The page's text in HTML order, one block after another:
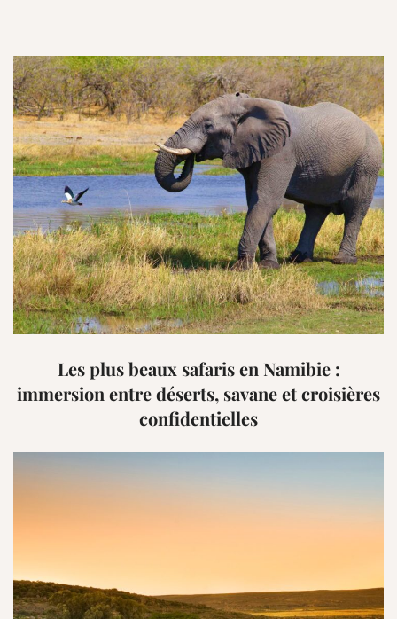
Les plus beaux safaris en Namibie :
immersion entre déserts, savane et croisières
confidentielles